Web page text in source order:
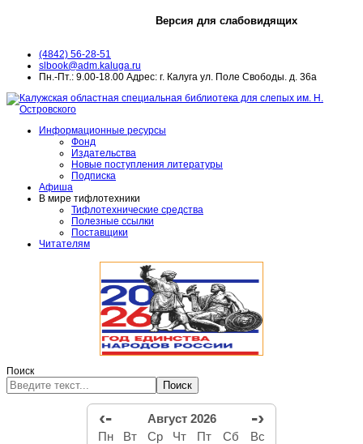
Версия для слабовидящих
(4842) 56-28-51
slbook@adm.kaluga.ru
Пн.-Пт.: 9.00-18.00 Адрес: г. Калуга ул. Поле Свободы. д. 36а
Информационные ресурсы
Фонд
Издательства
Новые поступления литературы
Подписка
Афиша
В мире тифлотехники
Тифлотехнические средства
Полезные ссылки
Поставщики
Читателям
Поиск
Поиск
‹- Август 2026 -›
Пн Вт Ср Чт Пт Сб
Вс